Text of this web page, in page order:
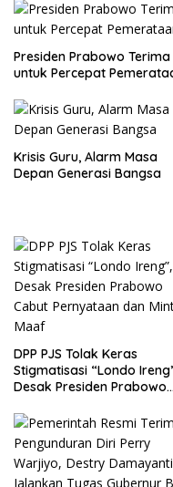
Presiden Prabowo
untuk Percepat
Krisis Guru, Alarm Masa
Depan Generasi Bangsa
DPP PJS Tolak Keras
Stigmatisasi “Londo
Desak Presiden Prabowo
Maaf